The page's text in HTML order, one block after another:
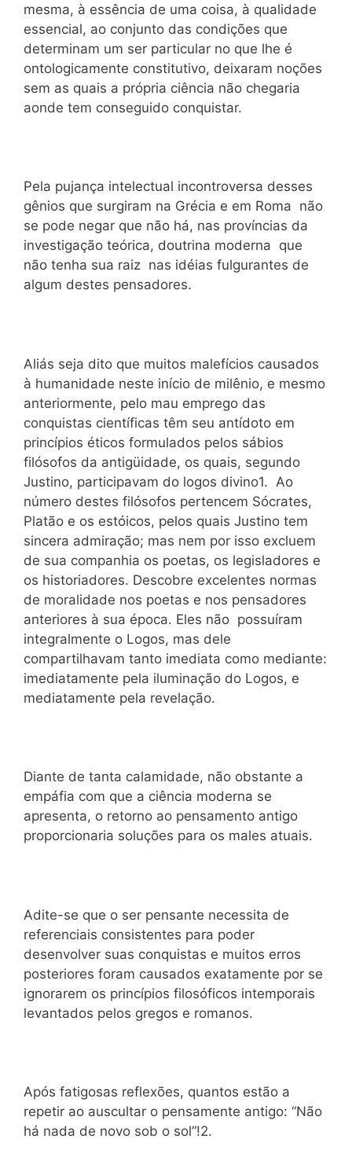
mesma, à essência de uma coisa, à qualidade
essencial, ao conjunto das condições que
determinam um ser particular no que lhe é
ontologicamente constitutivo, deixaram noções
sem as quais a própria ciência não chegaria
aonde tem conseguido conquistar.
Pela pujança intelectual incontroversa desses
gênios que surgiram na Grécia e em Roma não
se pode negar que não há, nas províncias da
investigação teórica, doutrina moderna que
não tenha sua raiz nas idéias fulgurantes de
algum destes pensadores.
Aliás seja dito que muitos malefícios causados
à humanidade neste início de milênio, e mesmo
anteriormente, pelo mau emprego das
conquistas científicas têm seu antídoto em
princípios éticos formulados pelos sábios
filósofos da antigüidade, os quais, segundo
Justino, participavam do logos divino1. Ao
número destes filósofos pertencem Sócrates,
Platão e os estóicos, pelos quais Justino tem
sincera admiração; mas nem por isso excluem
de sua companhia os poetas, os legisladores e
os historiadores. Descobre excelentes normas
de moralidade nos poetas e nos pensadores
anteriores à sua época. Eles não possuíram
integralmente o Logos, mas dele
compartilhavam tanto imediata como mediante:
imediatamente pela iluminação do Logos, e
mediatamente pela revelação.
Diante de tanta calamidade, não obstante a
empáfia com que a ciência moderna se
apresenta, o retorno ao pensamento antigo
proporcionaria soluções para os males atuais.
Adite-se que o ser pensante necessita de
referenciais consistentes para poder
desenvolver suas conquistas e muitos erros
posteriores foram causados exatamente por se
ignorarem os princípios filosóficos intemporais
levantados pelos gregos e romanos.
Após fatigosas reflexões, quantos estão a
repetir ao auscultar o pensamente antigo: “Não
há nada de novo sob o sol”!2.